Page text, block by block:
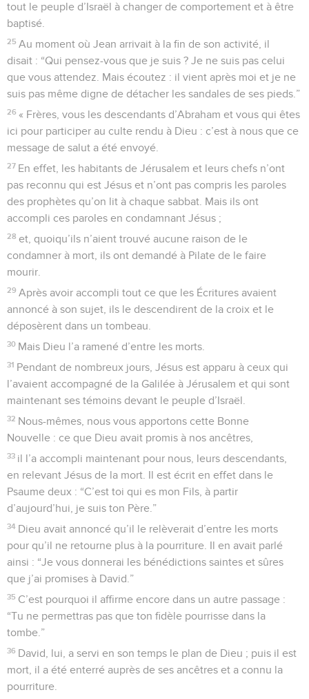
tout le peuple d’Israël à changer de comportement et à être
baptisé.
25 Au moment où Jean arrivait à la fin de son activité, il
disait : “Qui pensez-vous que je suis ? Je ne suis pas celui
que vous attendez. Mais écoutez : il vient après moi et je ne
suis pas même digne de détacher les sandales de ses pieds.”
26 « Frères, vous les descendants d’Abraham et vous qui êtes
ici pour participer au culte rendu à Dieu : c’est à nous que ce
message de salut a été envoyé.
27 En effet, les habitants de Jérusalem et leurs chefs n’ont
pas reconnu qui est Jésus et n’ont pas compris les paroles
des prophètes qu’on lit à chaque sabbat. Mais ils ont
accompli ces paroles en condamnant Jésus ;
28 et, quoiqu’ils n’aient trouvé aucune raison de le
condamner à mort, ils ont demandé à Pilate de le faire
mourir.
29 Après avoir accompli tout ce que les Écritures avaient
annoncé à son sujet, ils le descendirent de la croix et le
déposèrent dans un tombeau.
30 Mais Dieu l’a ramené d’entre les morts.
31 Pendant de nombreux jours, Jésus est apparu à ceux qui
l’avaient accompagné de la Galilée à Jérusalem et qui sont
maintenant ses témoins devant le peuple d’Israël.
32 Nous-mêmes, nous vous apportons cette Bonne
Nouvelle : ce que Dieu avait promis à nos ancêtres,
33 il l’a accompli maintenant pour nous, leurs descendants,
en relevant Jésus de la mort. Il est écrit en effet dans le
Psaume deux : “C’est toi qui es mon Fils, à partir
d’aujourd’hui, je suis ton Père.”
34 Dieu avait annoncé qu’il le relèverait d’entre les morts
pour qu’il ne retourne plus à la pourriture. Il en avait parlé
ainsi : “Je vous donnerai les bénédictions saintes et sûres
que j’ai promises à David.”
35 C’est pourquoi il affirme encore dans un autre passage :
“Tu ne permettras pas que ton fidèle pourrisse dans la
tombe.”
36 David, lui, a servi en son temps le plan de Dieu ; puis il est
mort, il a été enterré auprès de ses ancêtres et a connu la
pourriture.